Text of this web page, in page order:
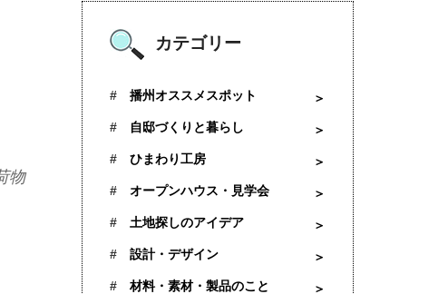
物
カテゴリー
播州オススメスポット
自邸づくりと暮らし
ひまわり工房
オープンハウス・見学会
土地探しのアイデア
設計・デザイン
材料・素材・製品のこと